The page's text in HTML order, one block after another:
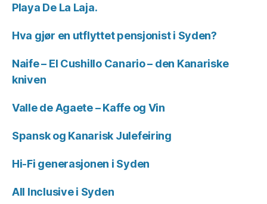
Playa De La Laja.
Hva gjør en utflyttet pensjonist i Syden?
Naife – El Cushillo Canario – den Kanariske
kniven
Valle de Agaete – Kaffe og Vin
Spansk og Kanarisk Julefeiring
Hi-Fi generasjonen i Syden
All Inclusive i Syden